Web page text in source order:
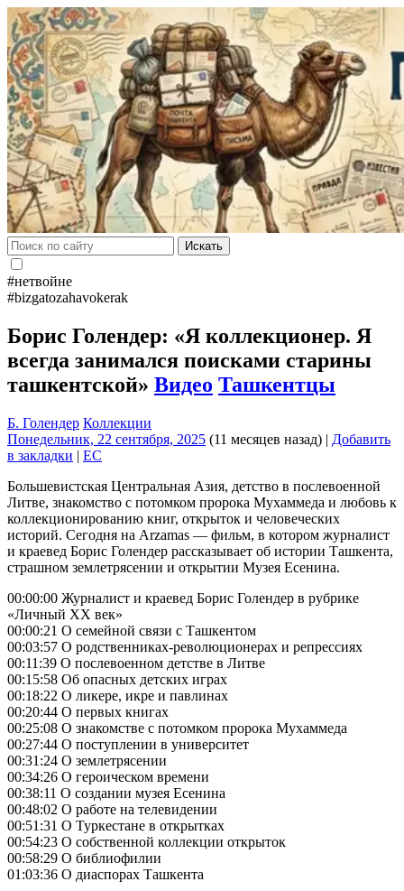
Искать
#нетвойне
#bizgatozahavokerak
Борис Голендер: «Я коллекционер. Я
всегда занимался поисками старины
ташкентской» Видео Ташкентцы
Б. Голендер Коллекции
Понедельник, 22 сентября, 2025 (11 месяцев назад) | Добавить
в закладки | EC
Большевистская Центральная Азия, детство в послевоенной
Литве, знакомство с потомком пророка Мухаммеда и любовь к
коллекционированию книг, открыток и человеческих
историй. Сегодня на Arzamas — фильм, в котором журналист
и краевед Борис Голендер рассказывает об истории Ташкента,
страшном землетрясении и открытии Музея Есенина.
00:00:00 Журналист и краевед Борис Голендер в рубрике
«Личный XX век»
00:00:21 О семейной связи с Ташкентом
00:03:57 О родственниках-революционерах и репрессиях
00:11:39 О послевоенном детстве в Литве
00:15:58 Об опасных детских играх
00:18:22 О ликере, икре и павлинах
00:20:44 О первых книгах
00:25:08 О знакомстве с потомком пророка Мухаммеда
00:27:44 О поступлении в университет
00:31:24 О землетрясении
00:34:26 О героическом времени
00:38:11 О создании музея Есенина
00:48:02 О работе на телевидении
00:51:31 О Туркестане в открытках
00:54:23 О собственной коллекции открыток
00:58:29 О библиофилии
01:03:36 О диаспорах Ташкента